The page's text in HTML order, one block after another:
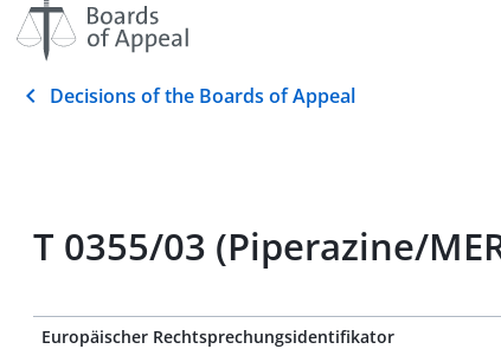
Decisions of the Boards of Appeal
T 0355/03 (Piperazine/
Europäischer Rechtsprechungsidentifikator